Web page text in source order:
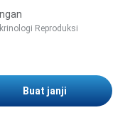
Reproduksi
Buat janji